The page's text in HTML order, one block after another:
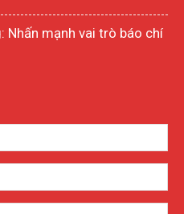
Nhấn mạnh vai trò báo chí